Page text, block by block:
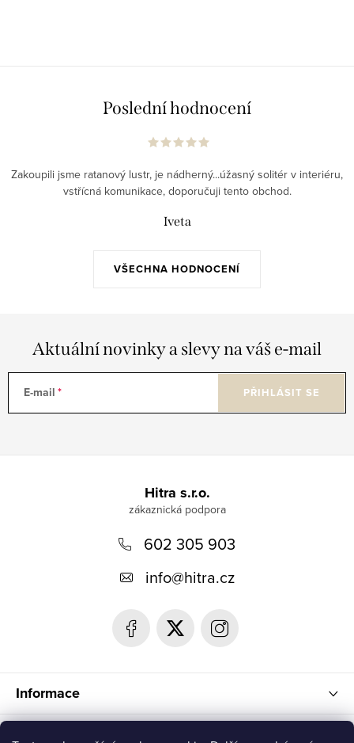
Poslední hodnocení
VŠECHNA HODNOCENÍ
Zakoupili jsme ratanový lustr, je nádherný...úžasný solitér v interiéru,
vstřícná komunikace, doporučuji tento obchod.
Iveta
Aktuální novinky a slevy na váš e-mail
E-mail PŘIHLÁSIT SE
Informace
Hitra s.r.o.
602 305 903
info@hitra.cz